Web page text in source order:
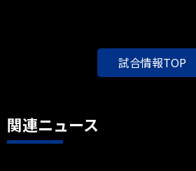
試合情報TOP
関連ニュース